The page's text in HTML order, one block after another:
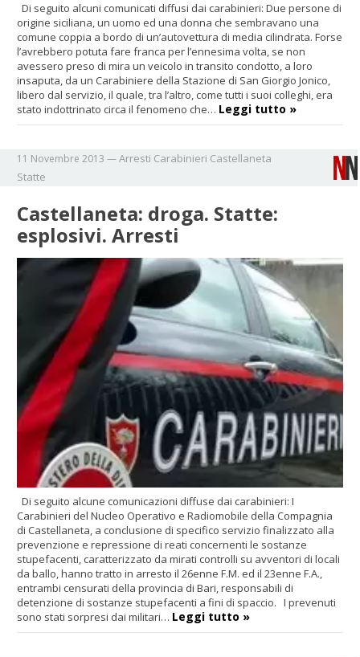
Di seguito alcuni comunicati diffusi dai carabinieri: Due persone di
origine siciliana, un uomo ed una donna che sembravano una
comune coppia a bordo di un’autovettura di media cilindrata. Forse
l’avrebbero potuta fare franca per l’ennesima volta, se non
avessero preso di mira un veicolo in transito condotto, a loro
insaputa, da un Carabiniere della Stazione di San Giorgio Jonico,
libero dal servizio, il quale, tra l’altro, come tutti i suoi colleghi, era
stato indottrinato circa il fenomeno che… Leggi tutto »
11 Novembre 2013 —Arresti Carabinieri Castellaneta
Statte
Castellaneta: droga. Statte:
esplosivi. Arresti
Di seguito alcune comunicazioni diffuse dai carabinieri:I
Carabinieri del Nucleo Operativo e Radiomobile della Compagnia
di Castellaneta, a conclusione di specifico servizio finalizzato alla
prevenzione e repressione di reati concernenti le sostanze
stupefacenti, caratterizzato da mirati controlli su avventori di locali
da ballo, hanno tratto in arresto il 26enne F.M. ed il 23enne F.A.,
entrambi censurati della provincia di Bari, responsabili di
detenzione di sostanze stupefacenti a fini di spaccio. I prevenuti
sono stati sorpresi dai militari… Leggi tutto »